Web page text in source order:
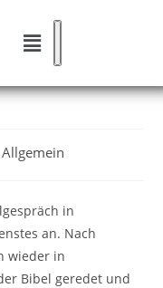
in
Allgemein
in
an. Nach
wieder in
Bibel geredet und